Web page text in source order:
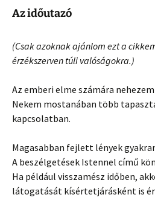
Az időutazó
(Csak azoknak ajánlom ezt a
érzékszerven túli valóságokra.)
Az emberi elme számára
Nekem mostanában több
kapcsolatban.
Magasabban fejlett lények
A beszélgetések Istennel című
Ha például visszamész időben,
látogatását kísértetjárásként is